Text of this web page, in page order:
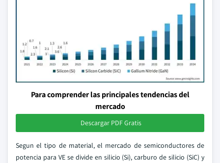
Para comprender las principales tendencias del
mercado
Descargar PDF Gratis
Segun el tipo de material, el mercado de semiconductores de
potencia para VE se divide en silicio (Si), carburo de silicio (SiC) y